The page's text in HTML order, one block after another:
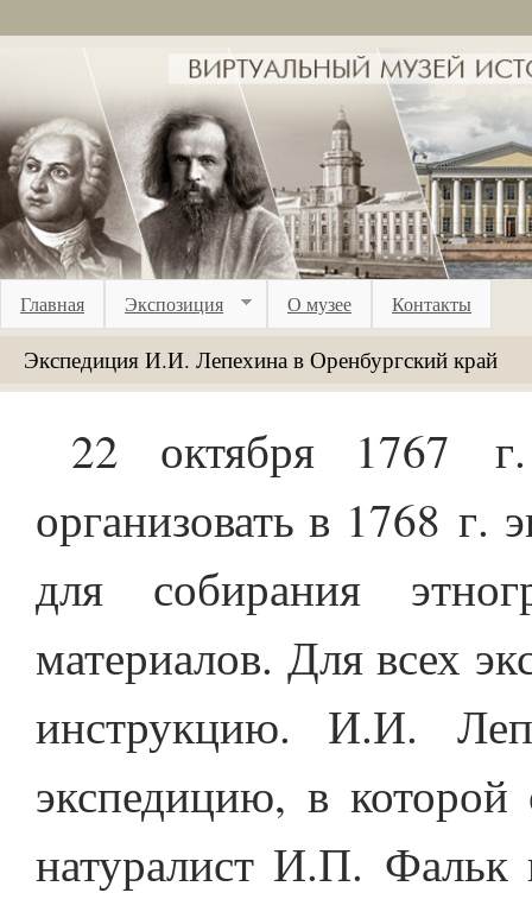
Главная Экспозиция О музее Контакты
Экспедиция И.И. Лепехина в Оренбургский край
22 октября 1767
организовать в 1768 г.
для собирания
материалов. Для всех
инструкцию. И.И.
экспедицию, в
натуралист И.П.